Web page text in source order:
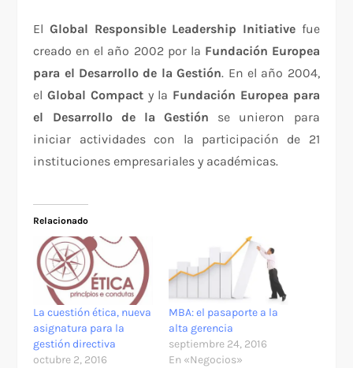
ElGlobal Responsible Leadership Initiative fue
creado en el año 2002 por la Fundación Europea
para el Desarrollo de la Gestión. En el año 2004,
elGlobal Compact y la Fundación Europea para
el Desarrollo de la Gestión se unieron para
iniciar actividades con la participación de 21
instituciones empresariales y académicas.
Relacionado
La cuestión ética, nueva
asignatura para la
gestión directiva
octubre 2, 2016
MBA: el pasaporte a la
alta gerencia
septiembre 24, 2016
En «Negocios»